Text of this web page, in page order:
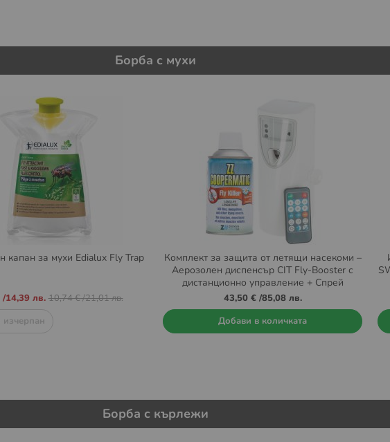
Борба с мухи
капан за мухи Edialux Fly Trap
/14,39 лв. 10,74 €/21,01 лв.
Комплект за защита от летящи насекоми –
Аерозолен диспенсър CIT Fly-Booster с
дистанционно управление + Спрей
пълнител ZZ Coopermatic 250 ml
43,50 €/85,08 лв.
Добави в количката
Борба с кърлежи